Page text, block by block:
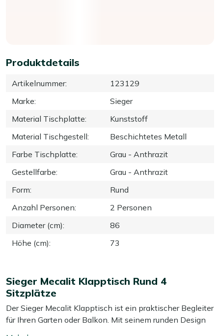
Produktdetails
Artikelnummer:
123129
Marke:
Sieger
Material Tischplatte:
Kunststoff
Material Tischgestell:
Beschichtetes Metall
Farbe Tischplatte:
Grau - Anthrazit
Gestellfarbe:
Grau - Anthrazit
Form:
Rund
Anzahl Personen:
2 Personen
Diameter (cm):
86
Höhe (cm): 73
Sieger Mecalit Klapptisch Rund 4
Sitzplätze
Der Sieger Mecalit Klapptisch ist ein praktischer Begleiter
für Ihren Garten oder Balkon. Mit seinem runden Design